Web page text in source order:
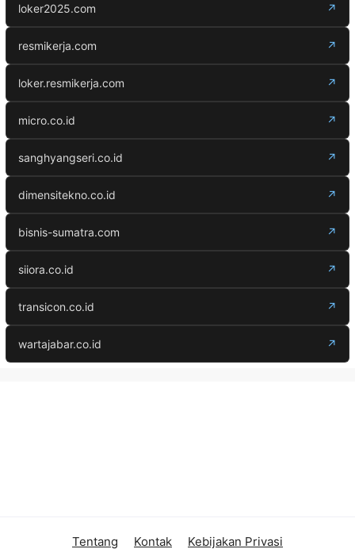
loker2025.com ↗
resmikerja.com ↗
loker.resmikerja.com ↗
micro.co.id ↗
sanghyangseri.co.id ↗
dimensitekno.co.id ↗
bisnis-sumatra.com ↗
siiora.co.id ↗
transicon.co.id ↗
wartajabar.co.id ↗
Tentang Kontak Kebijakan Privasi